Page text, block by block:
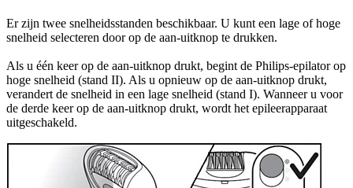
Er zijn twee snelheidsstanden beschikbaar. U kunt een lage of hoge
snelheid selecteren door op de aan-uitknop te drukken.
Als u één keer op de aan-uitknop drukt, begint de Philips-epilator op
hoge snelheid (stand II). Als u opnieuw op de aan-uitknop drukt,
verandert de snelheid in een lage snelheid (stand I). Wanneer u voor
de derde keer op de aan-uitknop drukt, wordt het epileerapparaat
uitgeschakeld.